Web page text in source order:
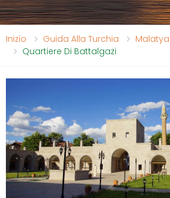
Inizio Guida Alla Turchia
Malatya
Quartiere Di Battalgazi